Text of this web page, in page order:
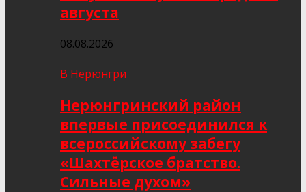
августа
08.08.2026
В Нерюнгри
Нерюнгринский район
впервые присоединился к
всероссийскому забегу
«Шахтёрское братство.
Сильные духом»